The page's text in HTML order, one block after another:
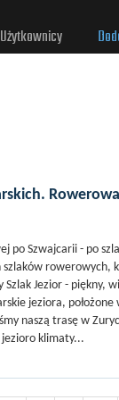
Użytkownicy
po Szwajcarii - po
rowerowych,
Jezior - piękny,
jeziora, położone
naszą trasę w
klimaty...